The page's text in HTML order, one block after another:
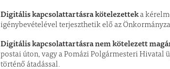
Digitális kapcsolattartásra kötelezetteka
igénybevételével terjeszthetik elő az
Digitális kapcsolattartásra nem kötelezett
postai úton, vagy a Pomázi Polgármesteri Hivatal
történő átadással.